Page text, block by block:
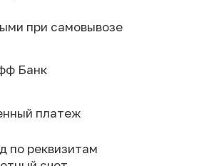
при самовывозе
Банк
платеж
по реквизитам